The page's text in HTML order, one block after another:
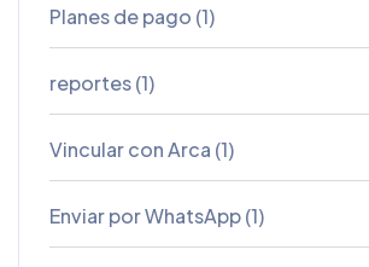
Planes de pago (1)
reportes (1)
Vincular con Arca (1)
Enviar por WhatsApp (1)